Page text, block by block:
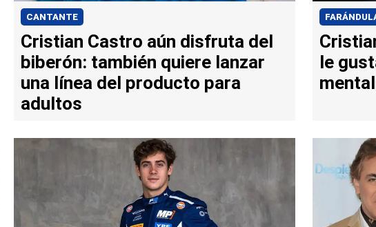
CANTANTE
Cristian Castro aún disfruta del
biberón: también quiere lanzar
una línea del producto para
adultos
le